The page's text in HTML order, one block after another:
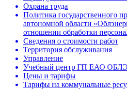
Охрана труда
Политика государственного
автономной области
отношении обработки
Сведения о стоимости работ
Территория обслуживания
Управление
Учебный центр ГП ЕАО
Цены и тарифы
Тарифы на коммунальные